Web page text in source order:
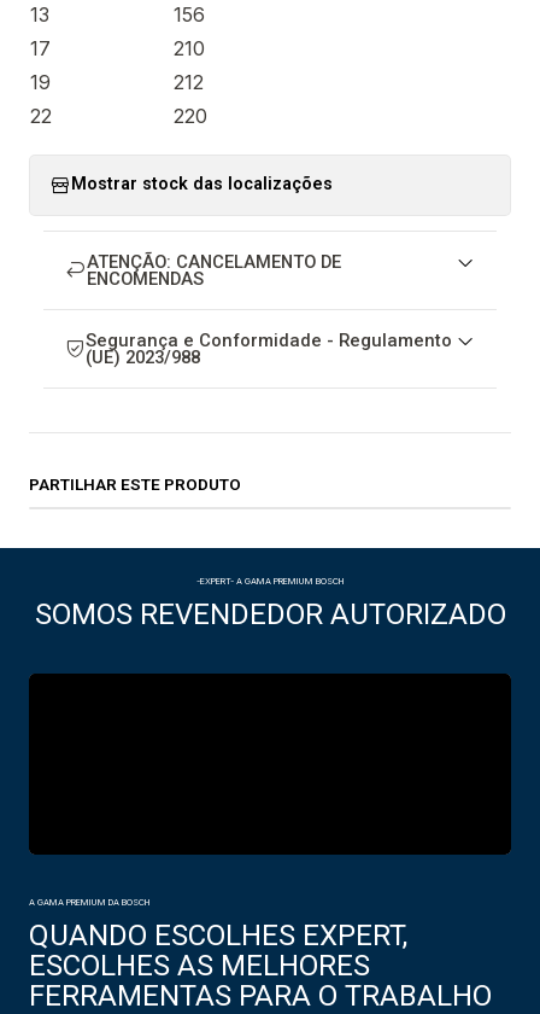
13
156
17
210
19
212
22
220
Mostrar stock das localizações
ATENÇÃO: CANCELAMENTO DE
ENCOMENDAS
Segurança e Conformidade - Regulamento
(UE) 2023/988
PARTILHAR ESTE PRODUTO
-EXPERT- A GAMA PREMIUM BOSCH
SOMOS REVENDEDOR AUTORIZADO
A GAMA PREMIUM DA BOSCH
QUANDO ESCOLHES EXPERT,
ESCOLHES AS MELHORES
FERRAMENTAS PARA O TRABALHO